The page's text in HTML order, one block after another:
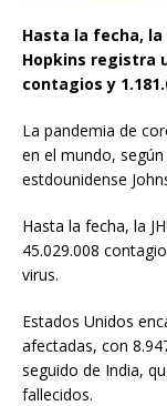
Hasta la fecha,
Hopkins registra
contagios y
La pandemia de
en el mundo,
estdounidense
Hasta la fecha, la
45.029.008
virus.
Estados Unidos
afectadas, con
seguido de India,
fallecidos.